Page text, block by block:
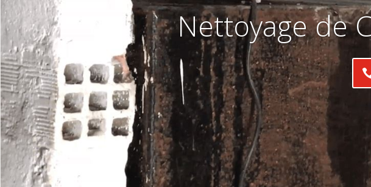
Nettoyage de